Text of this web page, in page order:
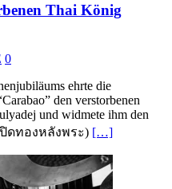
Thai König
0
ehrte die
den verstorbenen
und widmete ihm den
ปิดทองหลังพระ) […]